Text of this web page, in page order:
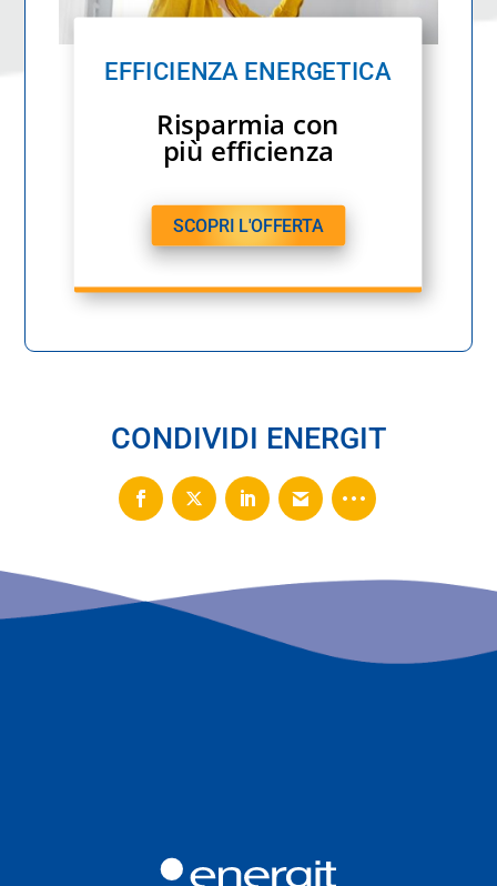
EFFICIENZA ENERGETICA
Risparmia con
più efficienza
SCOPRI L'OFFERTA
CONDIVIDI ENERGIT